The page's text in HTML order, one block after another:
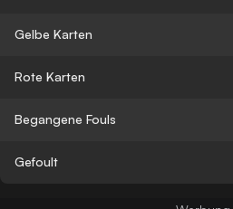
Gelbe Karten
Rote Karten
Begangene Fouls
Gefoult